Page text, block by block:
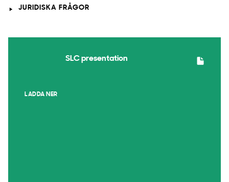
JURIDISKA FRÅGOR
SLC presentation
LADDA NER